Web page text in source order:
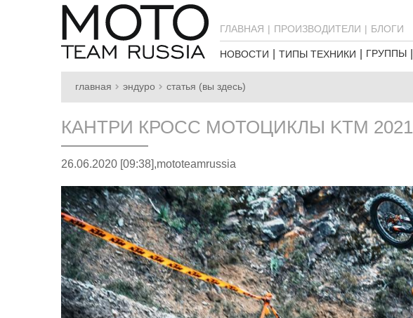
ГЛАВНАЯ ПРОИЗВОДИТЕЛИ БЛОГИ
НОВОСТИ ТИПЫ ТЕХНИКИ ГРУППЫ
главная эндуро статья (вы здесь)
КАНТРИ КРОСС МОТОЦИКЛЫ KTM 2021
26.06.2020 [09:38],mototeamrussia